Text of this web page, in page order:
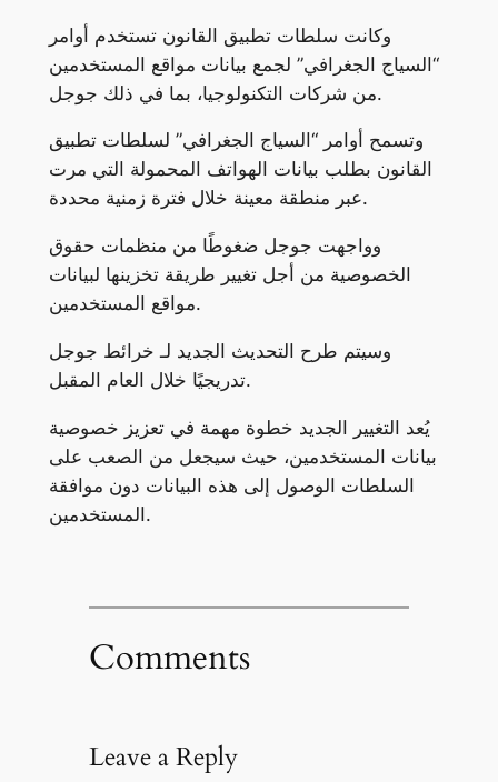
وكانت سلطات تطبيق القانون تستخدم أوامر
“السياج الجغرافي” لجمع بيانات مواقع المستخدمين
من شركات التكنولوجيا، بما في ذلك جوجل.
وتسمح أوامر “السياج الجغرافي” لسلطات تطبيق
القانون بطلب بيانات الهواتف المحمولة التي مرت
عبر منطقة معينة خلال فترة زمنية محددة.
وواجهت جوجل ضغوطًا من منظمات حقوق
الخصوصية من أجل تغيير طريقة تخزينها لبيانات
مواقع المستخدمين.
وسيتم طرح التحديث الجديد لـ خرائط جوجل
تدريجيًا خلال العام المقبل.
يُعد التغيير الجديد خطوة مهمة في تعزيز خصوصية
بيانات المستخدمين، حيث سيجعل من الصعب على
السلطات الوصول إلى هذه البيانات دون موافقة
المستخدمين.
Comments
Leave a Reply